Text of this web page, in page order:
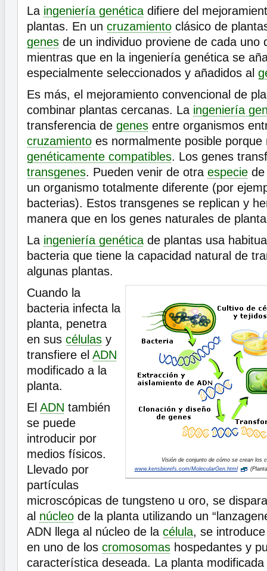
La ingeniería genética difiere del
plantas. En un cruzamiento clásico de
genes de un individuo proviene de cada uno
mientras que en la ingeniería genética se
especialmente seleccionados y añadidos al
Es más, el mejoramiento convencional de
combinar plantas cercanas. La ingeniería
transferencia de genes entre organismos
cruzamiento es normalmente posible porque
genéticamente compatibles. Los genes
transgenes. Pueden venir de otra especie
un organismo totalmente diferente (por
bacterias). Estos transgenes se replican y
manera que en los genes naturales de
La ingeniería genética de plantas usa
bacteria que tiene la capacidad natural de
algunas plantas.
Visión de conjunto de cómo se crean los
www.kensbiorefs.com/MolecularGen.html
Cuando la
bacteria infecta la
planta, penetra
en sus células y
transfiere el ADN
modificado a la
planta.
El ADN también
se puede
introducir por
medios físicos.
Llevado por
partículas
microscópicas de tungsteno u oro, se
al núcleo de la planta utilizando un
ADN llega al núcleo de la célula, se
en uno de los cromosomas hospedantes y
característica deseada. La planta